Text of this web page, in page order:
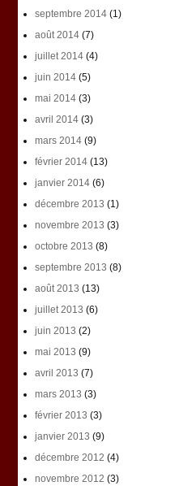
septembre 2014(1)
août 2014(7)
juillet 2014(4)
juin 2014(5)
mai 2014(3)
avril 2014(3)
mars 2014(9)
février 2014(13)
janvier 2014(6)
décembre 2013 (1)
novembre 2013 (3)
octobre 2013 (8)
septembre 2013 (8)
août 2013 (13)
juillet 2013 (6)
juin 2013 (2)
mai 2013 (9)
avril 2013 (7)
mars 2013 (3)
février 2013 (3)
janvier 2013 (9)
décembre 2012 (4)
novembre 2012 (3)